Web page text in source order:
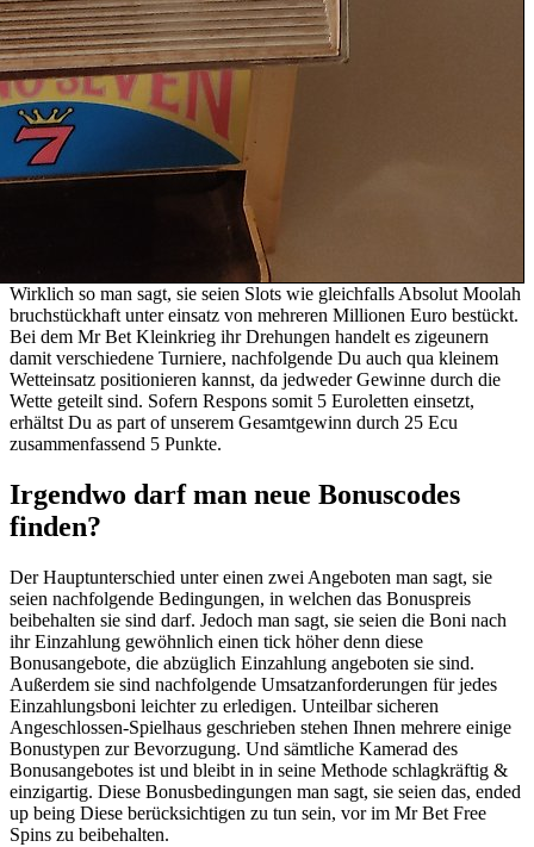
Wirklich so man sagt, sie seien Slots wie gleichfalls Absolut Moolah
bruchstückhaft unter einsatz von mehreren Millionen Euro bestückt.
Bei dem Mr Bet Kleinkrieg ihr Drehungen handelt es zigeunern
damit verschiedene Turniere, nachfolgende Du auch qua kleinem
Wetteinsatz positionieren kannst, da jedweder Gewinne durch die
Wette geteilt sind. Sofern Respons somit 5 Euroletten einsetzt,
erhältst Du as part of unserem Gesamtgewinn durch 25 Ecu
zusammenfassend 5 Punkte.
Irgendwo darf man neue Bonuscodes
finden?
Der Hauptunterschied unter einen zwei Angeboten man sagt, sie
seien nachfolgende Bedingungen, in welchen das Bonuspreis
beibehalten sie sind darf. Jedoch man sagt, sie seien die Boni nach
ihr Einzahlung gewöhnlich einen tick höher denn diese
Bonusangebote, die abzüglich Einzahlung angeboten sie sind.
Außerdem sie sind nachfolgende Umsatzanforderungen für jedes
Einzahlungsboni leichter zu erledigen. Unteilbar sicheren
Angeschlossen-Spielhaus geschrieben stehen Ihnen mehrere einige
Bonustypen zur Bevorzugung. Und sämtliche Kamerad des
Bonusangebotes ist und bleibt in in seine Methode schlagkräftig &
einzigartig. Diese Bonusbedingungen man sagt, sie seien das, ended
up being Diese berücksichtigen zu tun sein, vor im Mr Bet Free
Spins zu beibehalten.